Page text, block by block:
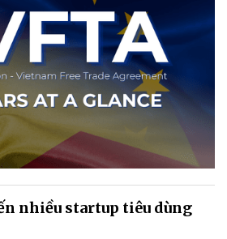
nhiều startup tiêu dùng